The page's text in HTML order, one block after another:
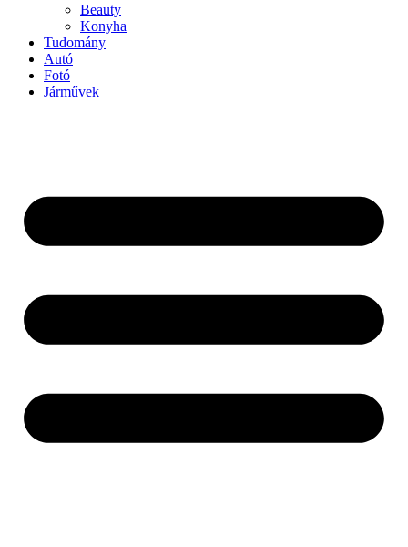
Beauty
Konyha
Tudomány
Autó
Fotó
Járművek